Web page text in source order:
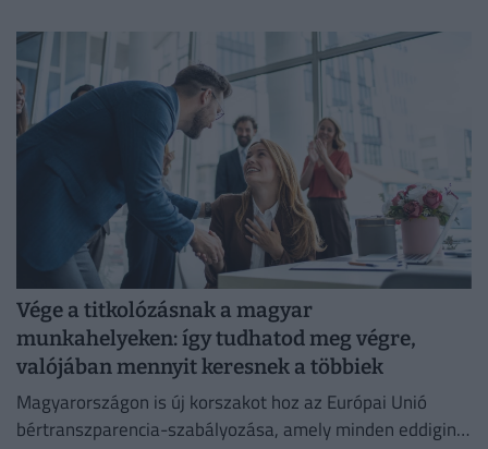
Vége a titkolózásnak a magyar
munkahelyeken: így tudhatod meg végre,
valójában mennyit keresnek a többiek
Magyarországon is új korszakot hoz az Európai Unió
bértranszparencia-szabályozása, amely minden eddiginél